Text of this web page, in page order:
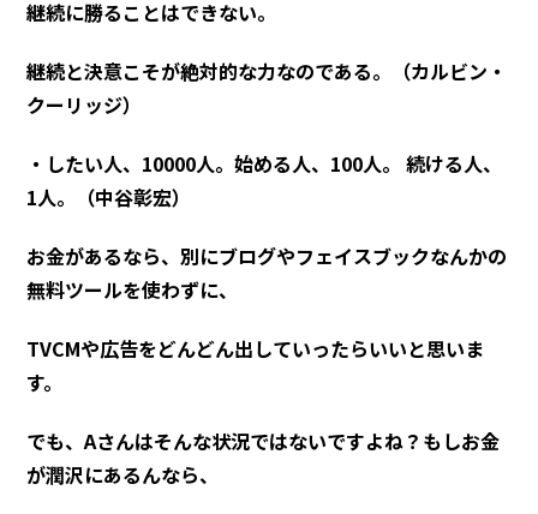
継続に勝ることはできない。
継続と決意こそが絶対的な力なのである。（カルビン・
クーリッジ）
・したい人、10000人。始める人、100人。 続ける人、
1人。（中谷彰宏）
お金があるなら、別にブログやフェイスブックなんかの
無料ツールを使わずに、
TVCMや広告をどんどん出していったらいいと思いま
す。
でも、Aさんはそんな状況ではないですよね？もしお金
が潤沢にあるんなら、